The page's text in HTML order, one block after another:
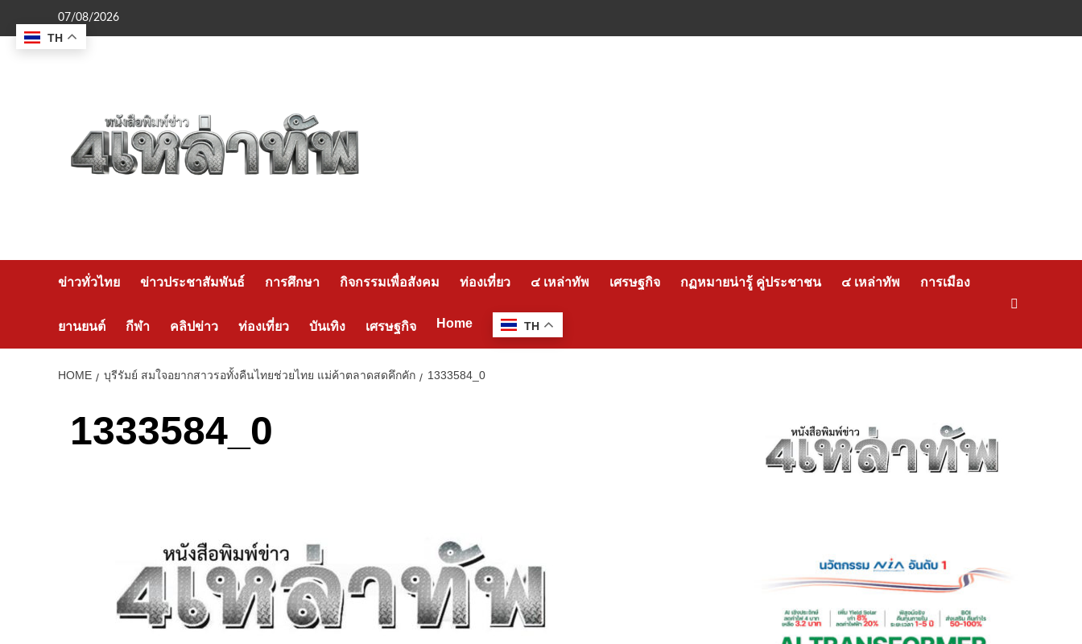
content
07/08/2026
ข่าวทั่วไทย ข่าวประชาสัมพันธ์ การศึกษา กิจกรรมเพื่อสังคม ท่องเที่ยว ๔ เหล่าทัพ เศรษฐกิจ กฏหมายน่ารู้ คู่ประชาชน ๔ เหล่าทัพ การเมือง
ยานยนต์ กีฬา คลิปข่าว ท่องเที่ยว บันเทิง เศรษฐกิจ Home TH
HOME บุรีรัมย์ สมใจอยากสาวรอทั้งคืนไทยช่วยไทย แม่ค้าตลาดสดคึกคัก 1333584_0
1333584_0
TH